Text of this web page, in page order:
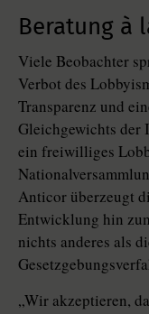
Beratung à
Viele Beobachter
Verbot des
Transparenz und
Gleichgewichts der
ein freiwilliges
Anticor überzeugt
Entwicklung hin
nichts anderes als
„Wir akzeptieren,